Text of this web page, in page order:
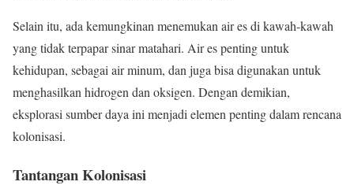
Selain itu, ada kemungkinan menemukan air es di kawah-kawah
yang tidak terpapar sinar matahari. Air es penting untuk
kehidupan, sebagai air minum, dan juga bisa digunakan untuk
menghasilkan hidrogen dan oksigen. Dengan demikian,
eksplorasi sumber daya ini menjadi elemen penting dalam rencana
kolonisasi.
Tantangan Kolonisasi